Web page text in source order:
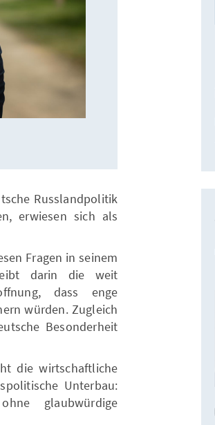
Russlandpolitik
erwiesen sich als
Fragen in seinem
darin die weit
dass enge
würden. Zugleich
Besonderheit
die wirtschaftliche
Unterbau:
glaubwürdige